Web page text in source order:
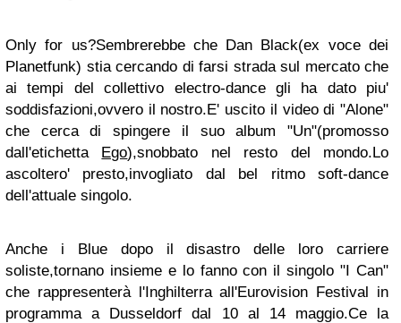
Only for us?Sembrerebbe che Dan Black(ex voce dei
Planetfunk) stia cercando di farsi strada sul mercato che
ai tempi del collettivo electro-dance gli ha dato piu'
soddisfazioni,ovvero il nostro.E' uscito il video di "Alone"
che cerca di spingere il suo album "Un"(promosso
dall'etichetta Ego),snobbato nel resto del mondo.Lo
ascoltero' presto,invogliato dal bel ritmo soft-dance
dell'attuale singolo.
Anche i Blue dopo il disastro delle loro carriere
soliste,tornano insieme e lo fanno con il singolo "I Can"
che rappresenterà l'Inghilterra all'Eurovision Festival in
programma a Dusseldorf dal 10 al 14 maggio.Ce la